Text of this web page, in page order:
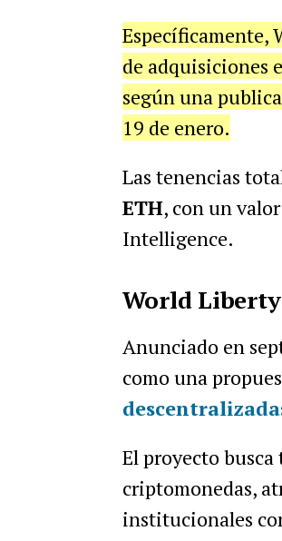
Específicamente,
de adquisiciones
según una
19 de enero.
Las tenencias
ETH, con un
Intelligence.
World
Anunciado en
como una
El proyecto
criptomonedas,
institucionales